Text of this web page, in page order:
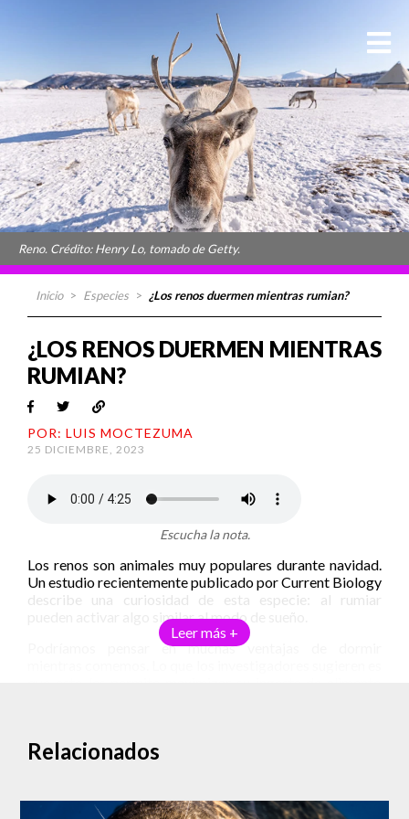
Reno. Crédito: Henry Lo, tomado de Getty.
Inicio > Especies > ¿Los renos duermen mientras rumian?
Leer más +
¿LOS RENOS DUERMEN MIENTRAS
RUMIAN?
POR: LUIS MOCTEZUMA
25 DICIEMBRE, 2023
Escucha la nota.
Los renos son animales muy populares durante navidad.
Un estudio recientemente publicado por Current Biology
describe una curiosidad de esta especie: al rumiar
pueden activar algo similar al modo de sueño.
Podríamos pensar en muchas ventajas de dormir
tundra del hemisferio norte y en el invierno viaja al sur
Relacionados